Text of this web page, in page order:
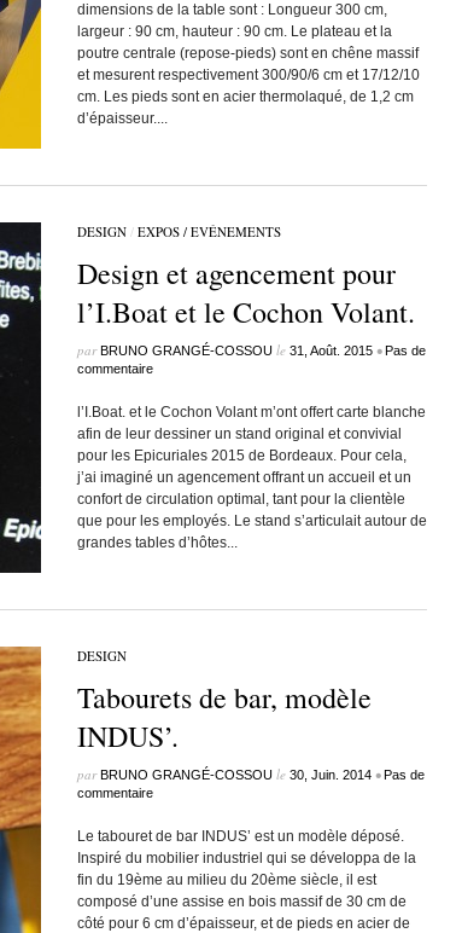
dimensions de la table sont : Longueur 300 cm,
largeur : 90 cm, hauteur : 90 cm. Le plateau et la
poutre centrale (repose-pieds) sont en chêne massif
et mesurent respectivement 300/90/6 cm et 17/12/10
cm. Les pieds sont en acier thermolaqué, de 1,2 cm
d’épaisseur....
DESIGN/ EXPOS / EVÉNEMENTS
Design et agencement pour
l’I.Boat et le Cochon Volant.
parBRUNO GRANGÉ-COSSOUle 31, Août. 2015 •Pas de
commentaire
l’I.Boat. et le Cochon Volant m’ont offert carte blanche
afin de leur dessiner un stand original et convivial
pour les Epicuriales 2015 de Bordeaux. Pour cela,
j’ai imaginé un agencement offrant un accueil et un
confort de circulation optimal, tant pour la clientèle
que pour les employés. Le stand s’articulait autour de
grandes tables d’hôtes...
DESIGN
Tabourets de bar, modèle
INDUS’.
parBRUNO GRANGÉ-COSSOUle 30, Juin. 2014 •Pas de
commentaire
Le tabouret de bar INDUS’ est un modèle déposé.
Inspiré du mobilier industriel qui se développa de la
fin du 19ème au milieu du 20ème siècle, il est
composé d’une assise en bois massif de 30 cm de
côté pour 6 cm d’épaisseur, et de pieds en acier de